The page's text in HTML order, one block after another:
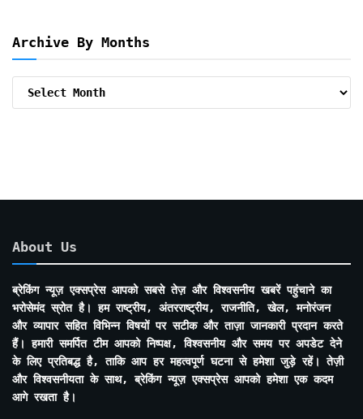
Archive By Months
About Us
ब्रेकिंग न्यूज़ एक्सप्रेस आपको सबसे तेज़ और विश्वसनीय खबरें पहुंचाने का
भरोसेमंद स्रोत है। हम राष्ट्रीय, अंतरराष्ट्रीय, राजनीति, खेल, मनोरंजन
और व्यापार सहित विभिन्न विषयों पर सटीक और ताज़ा जानकारी प्रदान करते
हैं। हमारी समर्पित टीम आपको निष्पक्ष, विश्वसनीय और समय पर अपडेट देने
के लिए प्रतिबद्ध है, ताकि आप हर महत्वपूर्ण घटना से हमेशा जुड़े रहें। तेज़ी
और विश्वसनीयता के साथ, ब्रेकिंग न्यूज़ एक्सप्रेस आपको हमेशा एक कदम
आगे रखता है।